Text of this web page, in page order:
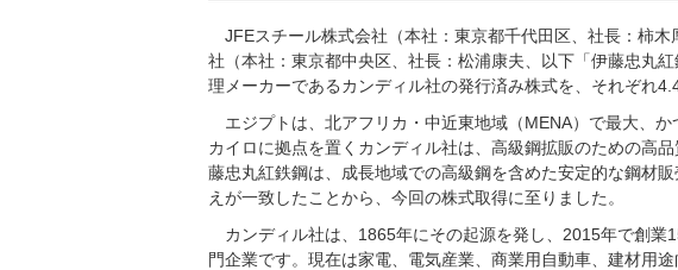
JFEスチール株式会社（本社：東京都千代田区、社長：柿
社（本社：東京都中央区、社長：松浦康夫、以下「伊藤忠丸
理メーカーであるカンディル社の発行済み株式を、それぞれ
エジプトは、北アフリカ・中近東地域（MENA）で最大、
カイロに拠点を置くカンディル社は、高級鋼拡販のための高
藤忠丸紅鉄鋼は、成長地域での高級鋼を含めた安定的な鋼材
えが一致したことから、今回の株式取得に至りました。
カンディル社は、1865年にその起源を発し、2015年で創
門企業です。現在は家電、電気産業、商業用自動車、建材用